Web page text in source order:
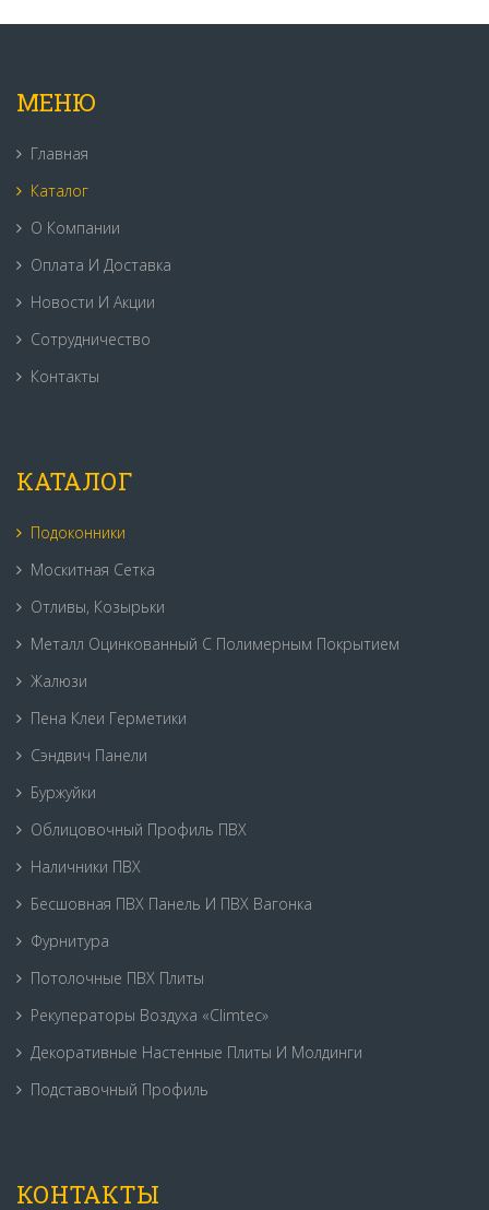
МЕНЮ
Главная
Каталог
О Компании
Оплата И Доставка
Новости И Акции
Сотрудничество
Контакты
КАТАЛОГ
Подоконники
Москитная Сетка
Отливы, Козырьки
Металл Оцинкованный С Полимерным Покрытием
Жалюзи
Пена Клеи Герметики
Сэндвич Панели
Буржуйки
Облицовочный Профиль ПВХ
Наличники ПВХ
Бесшовная ПВХ Панель И ПВХ Вагонка
Фурнитура
Потолочные ПВХ Плиты
Рекуператоры Воздуха «Climtec»
Декоративные Настенные Плиты И Молдинги
Подставочный Профиль
КОНТАКТЫ